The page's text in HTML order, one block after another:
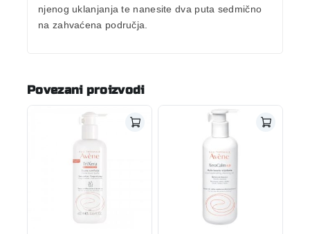
njenog uklanjanja te nanesite dva puta sedmično
na zahvaćena područja.
Povezani proizvodi